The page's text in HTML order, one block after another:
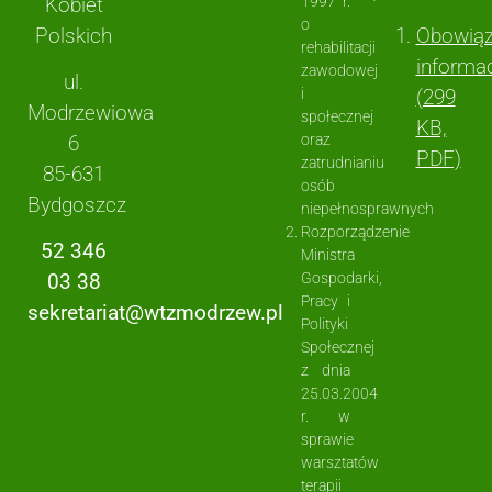
Polskich
ul.
Modrzewiowa
6
85-631
Bydgoszcz
52 346
03 38
sekretariat@wtzmodrzew.pl
o
rehabilitacji
zawodowej
i
społecznej
oraz
zatrudnianiu
osób
niepełnosprawnych
Rozporządzenie
Ministra
Gospodarki,
Pracy i
Polityki
Społecznej
z dnia
25.03.2004
r. w
sprawie
warsztatów
terapii
(299
KB,
PDF)